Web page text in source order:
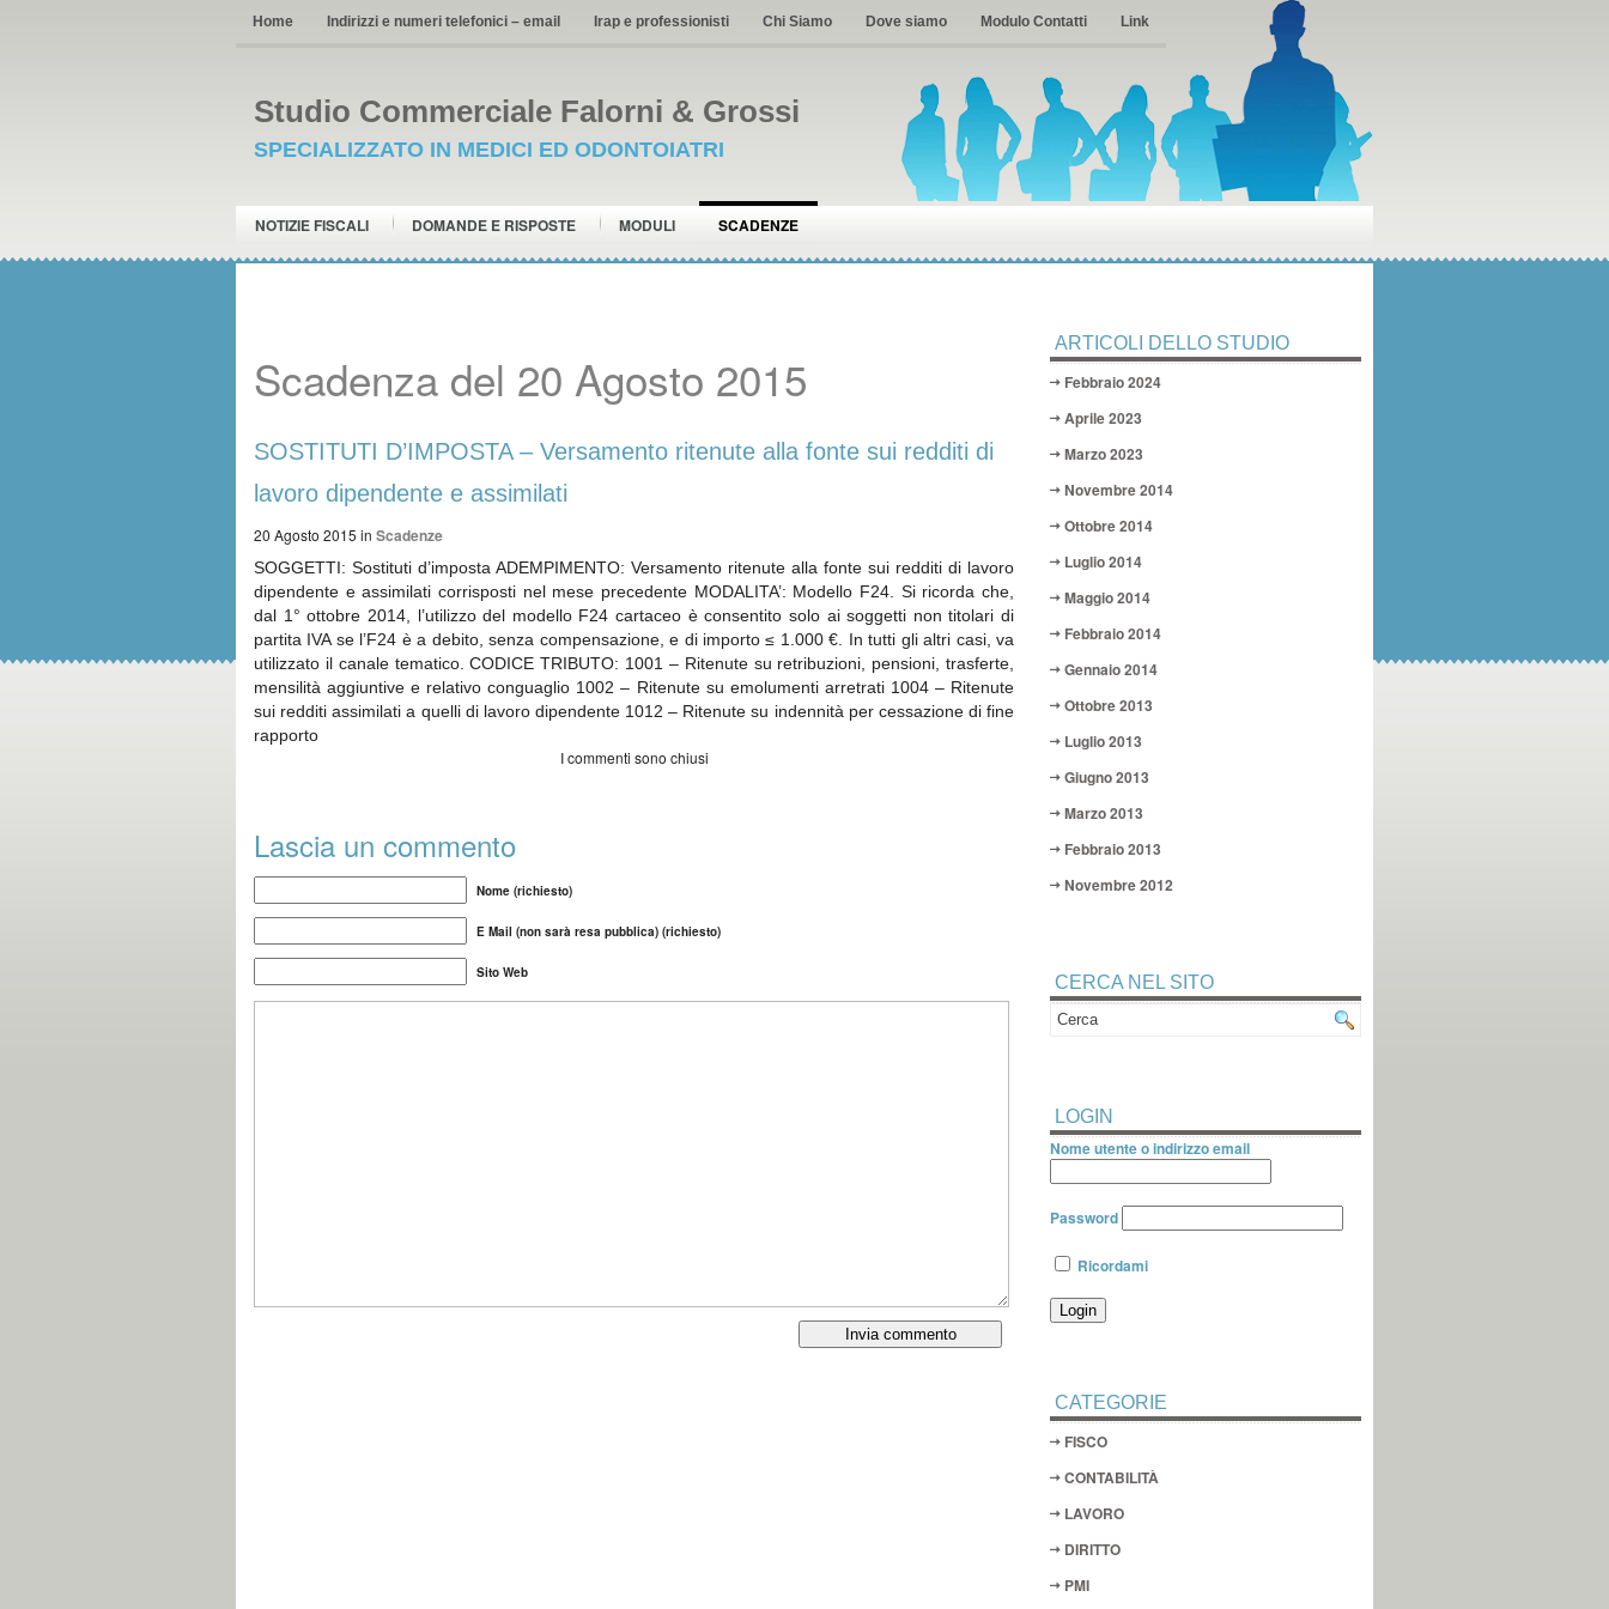
Home Indirizzi e numeri telefonici – email Irap e professionisti Chi Siamo Dove siamo Modulo Contatti Link
Studio Commerciale Falorni & Grossi
SPECIALIZZATO IN MEDICI ED ODONTOIATRI
NOTIZIE FISCALI DOMANDE E RISPOSTE MODULI SCADENZE
Scadenza del 20 Agosto 2015
SOSTITUTI D’IMPOSTA – Versamento ritenute alla fonte sui redditi di
lavoro dipendente e assimilati
20 Agosto 2015 in Scadenze
SOGGETTI: Sostituti d’imposta ADEMPIMENTO: Versamento ritenute alla fonte sui redditi di lavoro
dipendente e assimilati corrisposti nel mese precedente MODALITA’: Modello F24. Si ricorda che,
dal 1° ottobre 2014, l’utilizzo del modello F24 cartaceo è consentito solo ai soggetti non titolari di
partita IVA se l’F24 è a debito, senza compensazione, e di importo ≤ 1.000 €. In tutti gli altri casi, va
utilizzato il canale tematico. CODICE TRIBUTO: 1001 – Ritenute su retribuzioni, pensioni, trasferte,
mensilità aggiuntive e relativo conguaglio 1002 – Ritenute su emolumenti arretrati 1004 – Ritenute
sui redditi assimilati a quelli di lavoro dipendente 1012 – Ritenute su indennità per cessazione di fine
rapporto
I commenti sono chiusi
Lascia un commento
Nome (richiesto)
E Mail (non sarà resa pubblica) (richiesto)
Sito Web
ARTICOLI DELLO STUDIO
Febbraio 2024
Aprile 2023
Marzo 2023
Novembre 2014
Ottobre 2014
Luglio 2014
Maggio 2014
Febbraio 2014
Gennaio 2014
Ottobre 2013
Luglio 2013
Giugno 2013
Marzo 2013
Febbraio 2013
Novembre 2012
CERCA NEL SITO
LOGIN
Nome utente o indirizzo email
Password
Ricordami
CATEGORIE
FISCO
CONTABILITÀ
LAVORO
DIRITTO
PMI